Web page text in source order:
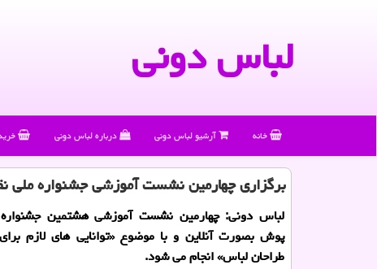
لباس دونی
خانه آرشیو لباس دونی درباره لباس دونی
برگزاری چهارمین نشست آموزشی جشنواره
لباس دونی: چهارمین نشست آموزشی هشتمین
پوش بصورت آنلاین و با موضوع «توانایی های لازم برای
طراحان لباس» انجام می شود.